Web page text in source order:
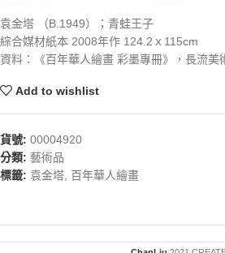
袁金塔 （B.1949）；青蛙王子
綜合媒材紙本 2008年作 124.2ｘ115cm
資料：《百年華人繪畫 彩墨專冊》，長流美
Add to wishlist
貨號: 00004920
分類: 藝術品
標籤: 袁金塔 百年華人繪畫